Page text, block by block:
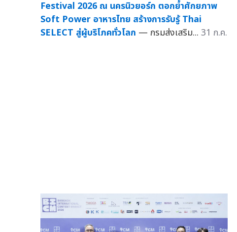
Festival 2026 ณ นครนิวยอร์ก ตอกย้ำศักยภาพ
Soft Power อาหารไทย สร้างการรับรู้ Thai
SELECT สู่ผู้บริโภคทั่วโลก — กรมส่งเสริม... 31 ก.ค.